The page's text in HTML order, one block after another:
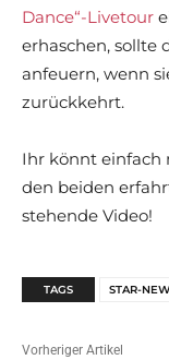
Dance“-Livetour
erhaschen, sollte
anfeuern, wenn
zurückkehrt.
Ihr könnt einfach
den beiden
stehende Video!
TAGS STAR-
Vorheriger Artikel